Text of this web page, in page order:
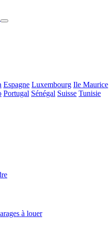
Espagne Luxembourg Ile Maurice
Portugal Sénégal Suisse Tunisie
à louer